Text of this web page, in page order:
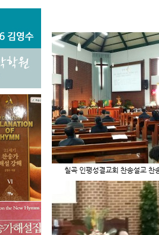
칠곡 인평성결교회 찬송설교 찬